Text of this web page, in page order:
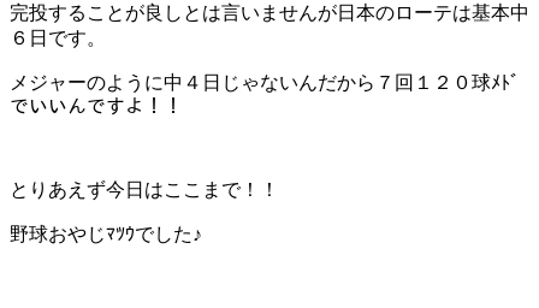
完投することが良しとは言いませんが日本のローテは基本中
６日です。
メジャーのように中４日じゃないんだから７回１２０球ﾒﾄﾞ
でいいんですよ！！
とりあえず今日はここまで！！
野球おやじﾏﾂｳでした♪